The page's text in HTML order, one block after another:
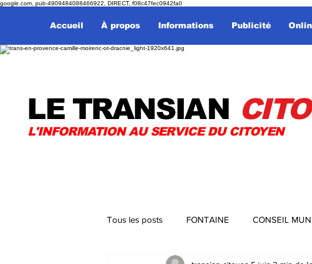
google.com, pub-4909484088466922, DIRECT, f08c47fec0942fa0
Accueil À propos Informations Publicité
LE TRANSIAN
L'INFORMATION AU SERVICE DU CITOYEN
Tous les posts FONTAINE CONSEIL